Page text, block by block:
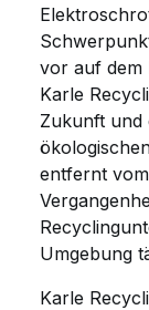
vor auf dem
Karle
Zukunft und
entfernt
Umgebung
Karle